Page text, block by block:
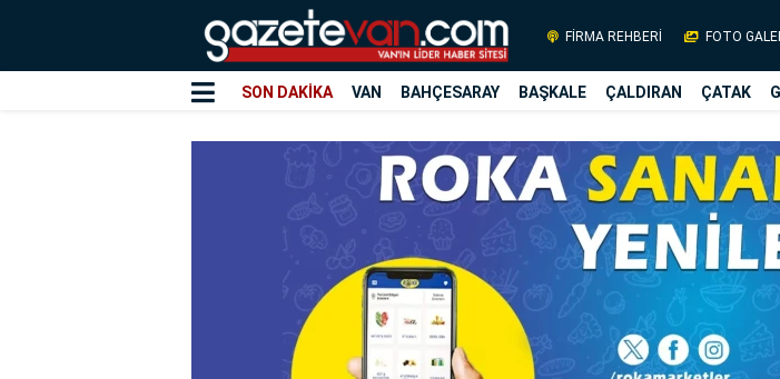
FİRMA REHBERİ FOTO
SON DAKİKA VAN BAHÇESARAY BAŞKALE ÇALDIRAN ÇATAK